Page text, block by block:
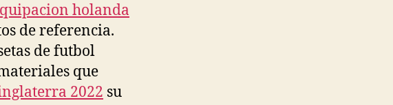
holanda
de referencia.
de futbol
que
2022 su